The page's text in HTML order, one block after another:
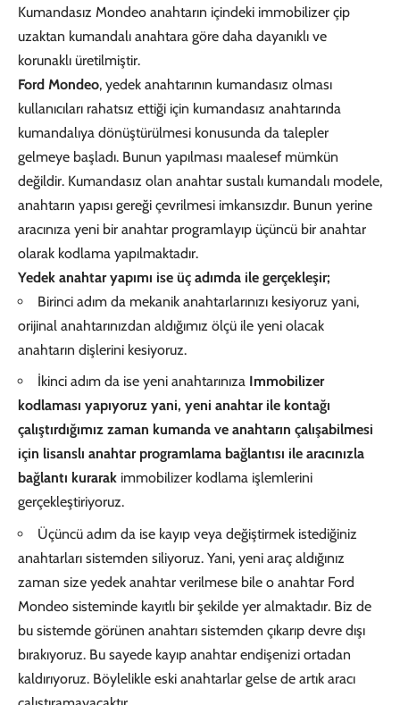
Kumandasız Mondeo anahtarın içindeki immobilizer çip
uzaktan kumandalı anahtara göre daha dayanıklı ve
korunaklı üretilmiştir.
Ford Mondeo, yedek anahtarının kumandasız olması
kullanıcıları rahatsız ettiği için kumandasız anahtarında
kumandalıya dönüştürülmesi konusunda da talepler
gelmeye başladı. Bunun yapılması maalesef mümkün
değildir. Kumandasız olan anahtar sustalı kumandalı modele,
anahtarın yapısı gereği çevrilmesi imkansızdır. Bunun yerine
aracınıza yeni bir anahtar programlayıp üçüncü bir anahtar
olarak kodlama yapılmaktadır.
Yedek anahtar yapımı ise üç adımda ile gerçekleşir;
Birinci adım da mekanik anahtarlarınızı kesiyoruz yani,
orijinal anahtarınızdan aldığımız ölçü ile yeni olacak
anahtarın dişlerini kesiyoruz.
İkinci adım da ise yeni anahtarınıza Immobilizer
kodlaması yapıyoruz yani, yeni anahtar ile kontağı
çalıştırdığımız zaman kumanda ve anahtarın çalışabilmesi
için lisanslı anahtar programlama bağlantısı ile aracınızla
bağlantı kurarak immobilizer kodlama işlemlerini
gerçekleştiriyoruz.
Üçüncü adım da ise kayıp veya değiştirmek istediğiniz
anahtarları sistemden siliyoruz. Yani, yeni araç aldığınız
zaman size yedek anahtar verilmese bile o anahtar Ford
Mondeo sisteminde kayıtlı bir şekilde yer almaktadır. Biz de
bu sistemde görünen anahtarı sistemden çıkarıp devre dışı
bırakıyoruz. Bu sayede kayıp anahtar endişenizi ortadan
kaldırıyoruz. Böylelikle eski anahtarlar gelse de artık aracı